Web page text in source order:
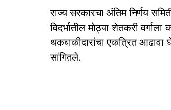
राज्य सरकारचा अंतिम निर्णय
विदर्भातील मोठ्या शेतकरी
थकबाकीदारांचा एकत्रित
सांगितले.